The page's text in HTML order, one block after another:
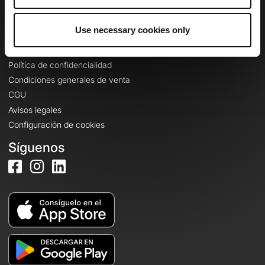
Use necessary cookies only
Iniciar sesión
Información legal
Política de confidencialidad
Condiciones generales de venta
CGU
Avisos legales
Configuración de cookies
Síguenos